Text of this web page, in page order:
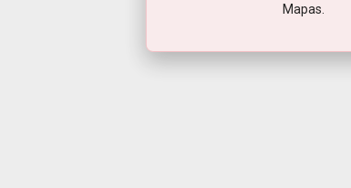
Mapas.